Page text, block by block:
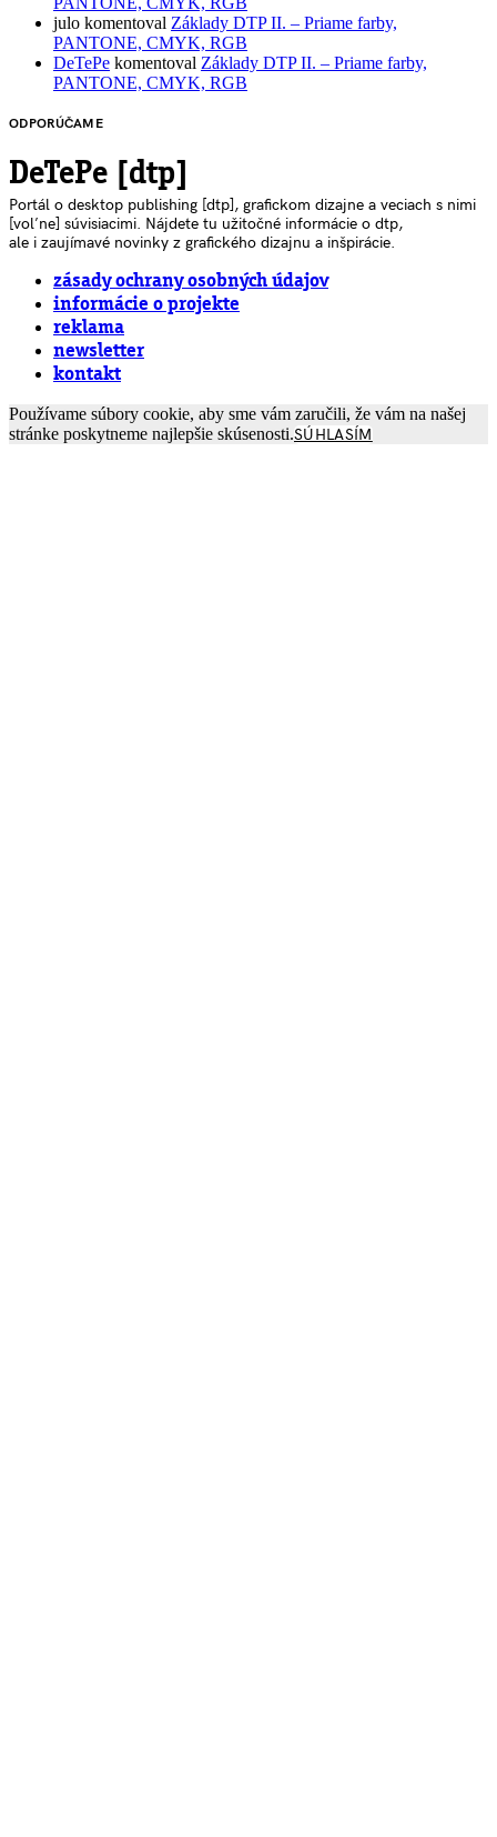
julo komentoval Základy DTP II. – Priame farby,
PANTONE, CMYK, RGB
DeTePe komentoval Základy DTP II. – Priame farby,
PANTONE, CMYK, RGB
ODPORÚČAME
DeTePe [dtp]
Portál o desktop publishing [dtp], grafickom dizajne a veciach s nimi
[voľne] súvisiacimi. Nájdete tu užitočné informácie o dtp,
ale i zaujímavé novinky z grafického dizajnu a inšpirácie.
zásady ochrany osobných údajov
informácie o projekte
reklama
newsletter
kontakt
Používame súbory cookie, aby sme vám zaručili, že vám na našej
stránke poskytneme najlepšie skúsenosti.SÚHLASÍM